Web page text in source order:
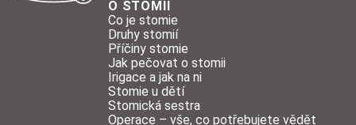
O STOMII
Co je stomie
Druhy stomií
Příčiny stomie
Jak pečovat o stomii
Irigace a jak na ni
Stomie u dětí
Stomická sestra
Operace – vše, co potřebujete vědět